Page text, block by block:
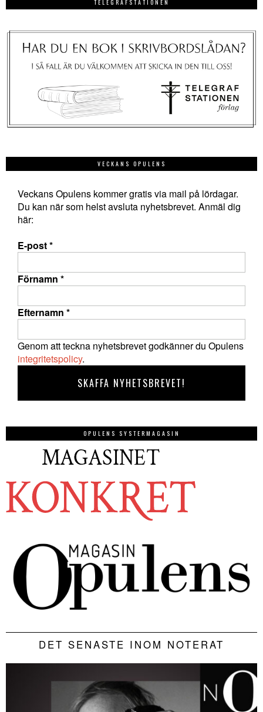
TELEGRAFSTATIONEN
VECKANS OPULENS
Veckans Opulens kommer gratis via mail på lördagar.
Du kan när som helst avsluta nyhetsbrevet. Anmäl dig
här:
E-post*
Förnamn *
Efternamn *
Genom att teckna nyhetsbrevet godkänner du Opulens
integritetspolicy.
OPULENS SYSTERMAGASIN
DET SENASTE INOM NOTERAT